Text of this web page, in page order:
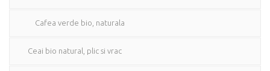
Cafea verde bio, naturala
Ceai bio natural, plic si vrac